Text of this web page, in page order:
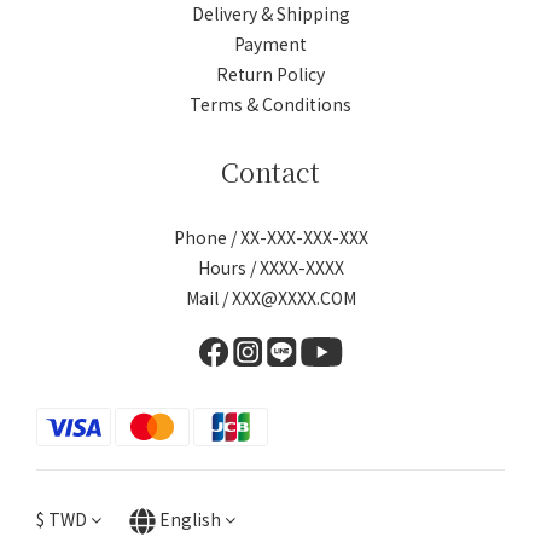
Delivery & Shipping
Payment
Return Policy
Terms & Conditions
Contact
Phone / XX-XXX-XXX-XXX
Hours / XXXX-XXXX
Mail / XXX@XXXX.COM
$ TWD English